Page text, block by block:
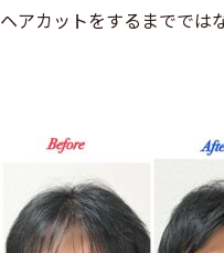
ヘアカットをするまででは